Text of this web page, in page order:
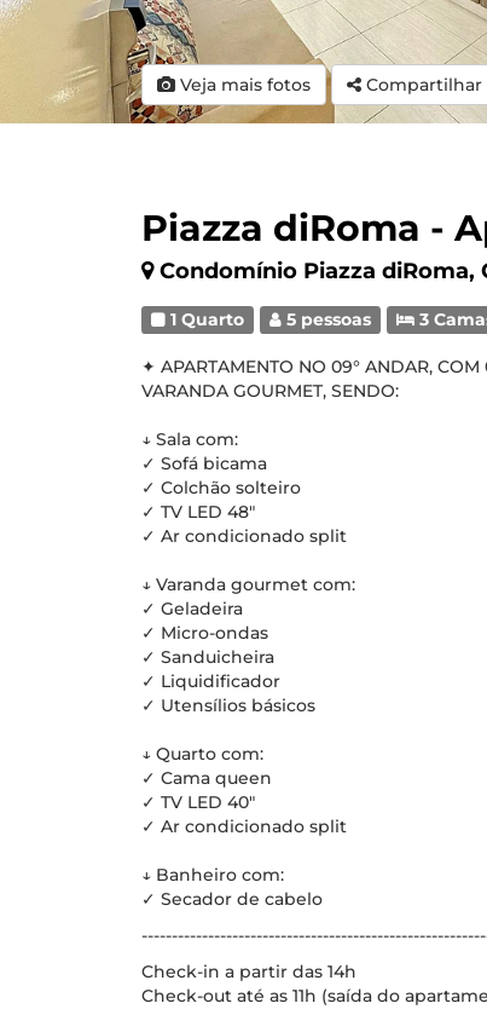
Veja mais fotos Compartilhar
Piazza diRoma -
Condomínio Piazza diRoma,
1 Quarto 5 pessoas 3
✦ APARTAMENTO NO 09° ANDAR, COM
VARANDA GOURMET, SENDO:
↓ Sala com:
✓ Sofá bicama
✓ Colchão solteiro
✓ TV LED 48"
✓ Ar condicionado split
↓ Varanda gourmet com:
✓ Geladeira
✓ Micro-ondas
✓ Sanduicheira
✓ Liquidificador
✓ Utensílios básicos
↓ Quarto com:
✓ Cama queen
✓ TV LED 40"
✓ Ar condicionado split
↓ Banheiro com:
✓ Secador de cabelo
Check-in a partir das 14h
Check-out até as 11h (saída do